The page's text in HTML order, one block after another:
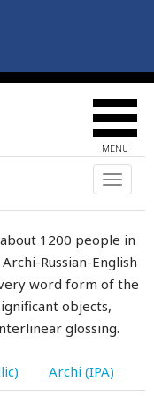
MENU
Toggle
1200 people in
Russian-English
word form of the
objects,
glossing.
Archi (IPA)